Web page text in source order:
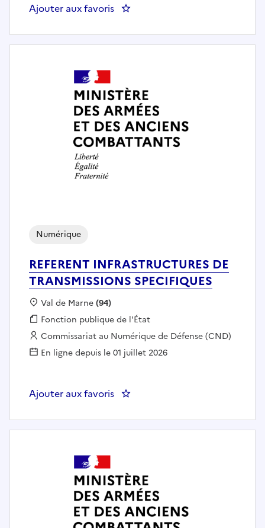
Ajouter aux favoris : Responsable des
REFERENT INFRASTRUCTURES DE
TRANSMISSIONS SPECIFIQUES
Numérique
Localisation :
Val de Marne(94)
Fonction publique :
Fonction publique de l'État
Employeur :
Commissariat au Numérique de Défense (CND)
En ligne depuis le 01 juillet 2026
Ajouter aux favoris : REFERENT